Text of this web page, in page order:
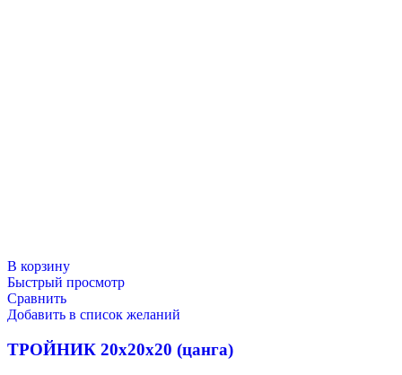
В корзину
Быстрый просмотр
Сравнить
Добавить в список желаний
ТРОЙНИК 20х20х20 (цанга)